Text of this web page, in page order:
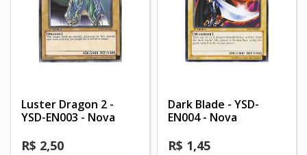
Luster Dragon 2 -
YSD-EN003 - Nova
R$ 2,50
Dark Blade - YSD-
EN004 - Nova
R$ 1,45